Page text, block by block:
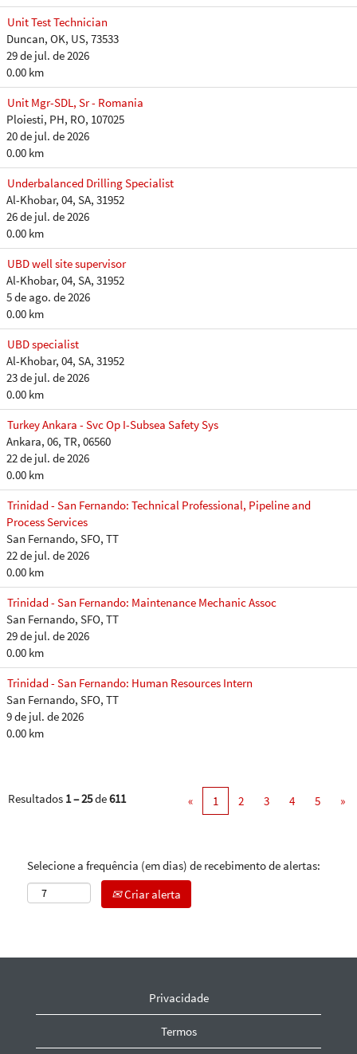
Unit Test Technician
Duncan, OK, US, 73533
29 de jul. de 2026
0.00 km
Unit Mgr-SDL, Sr - Romania
Ploiesti, PH, RO, 107025
20 de jul. de 2026
0.00 km
Underbalanced Drilling Specialist
Al-Khobar, 04, SA, 31952
26 de jul. de 2026
0.00 km
UBD well site supervisor
Al-Khobar, 04, SA, 31952
5 de ago. de 2026
0.00 km
UBD specialist
Al-Khobar, 04, SA, 31952
23 de jul. de 2026
0.00 km
Turkey Ankara - Svc Op I-Subsea Safety Sys
Ankara, 06, TR, 06560
22 de jul. de 2026
0.00 km
Trinidad - San Fernando: Technical Professional, Pipeline and
Process Services
San Fernando, SFO, TT
22 de jul. de 2026
0.00 km
Trinidad - San Fernando: Maintenance Mechanic Assoc
San Fernando, SFO, TT
29 de jul. de 2026
0.00 km
Trinidad - San Fernando: Human Resources Intern
San Fernando, SFO, TT
9 de jul. de 2026
0.00 km
Resultados 1 – 25de611 « 1 2 3 4 5 »
Selecione a frequência (em dias) de recebimento de alertas:
Criar alerta
Privacidade
Termos